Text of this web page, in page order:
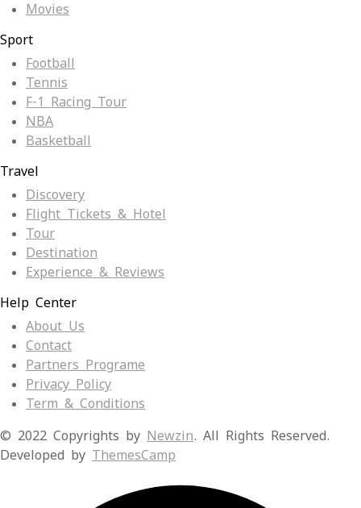
Movies
Sport
Football
Tennis
F-1 Racing Tour
NBA
Basketball
Travel
Discovery
Flight Tickets & Hotel
Tour
Destination
Experience & Reviews
Help Center
About Us
Contact
Partners Programe
Privacy Policy
Term & Conditions
© 2022 Copyrights by Newzin. All Rights Reserved.
Developed by ThemesCamp